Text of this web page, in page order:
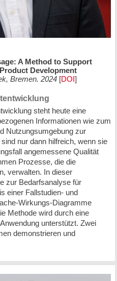
A Method to Support
Development
Bremen. 2024[DOI]
steht heute eine
Informationen wie zum
Nutzungsumgebung zur
nur dann hilfreich, wenn sie
angemessene Qualität
Prozesse, die die
verwalten. In dieser
zur Bedarfsanalyse für
einer Fallstudien- und
Wirkungs-Diagramme
Methode wird durch eine
unterstützt. Zwei
demonstrieren und